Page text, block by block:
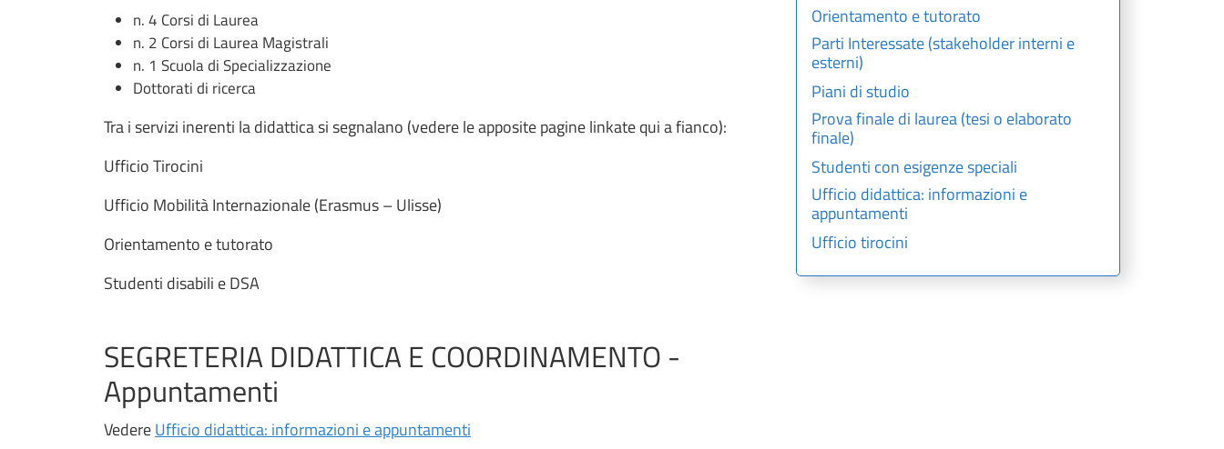
n. 4 Corsi di Laurea
n. 2 Corsi di Laurea Magistrali
n. 1 Scuola di Specializzazione
Dottorati di ricerca
Tra i servizi inerenti la didattica si segnalano (vedere le apposite pagine linkate qui a fianco):
Ufficio Tirocini
Ufficio Mobilità Internazionale (Erasmus – Ulisse)
Orientamento e tutorato
Studenti disabili e DSA
SEGRETERIA DIDATTICA E COORDINAMENTO -
Appuntamenti
VedereUfficio didattica: informazioni e appuntamenti
Orientamento e tutorato
Parti Interessate (stakeholder interni e
esterni)
Piani di studio
Prova finale di laurea (tesi o elaborato
finale)
Studenti con esigenze speciali
Ufficio didattica: informazioni e
appuntamenti
Ufficio tirocini